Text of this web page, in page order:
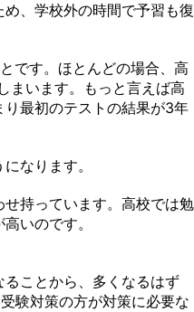
、学校外の時間で予習も復
です。ほとんどの場合、高
まいます。もっと言えば高
最初のテストの結果が3年
なります。
持っています。高校では勉
いのです。
ことから、多くなるはず
験対策の方が対策に必要な